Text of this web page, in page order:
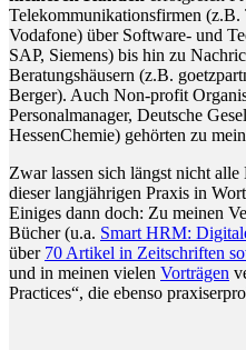
Telekommunikationsfirmen (z.B.
Vodafone) über Software- und
SAP, Siemens) bis hin zu
Beratungshäusern (z.B.
Berger). Auch Non-profit
Personalmanager, Deutsche
HessenChemie) gehörten zu
Zwar lassen sich längst nicht
dieser langjährigen Praxis in
Einiges dann doch: Zu meinen
Bücher (u.a. Smart HRM:
über 70 Artikel in Zeitschriften
und in meinen vielen Vorträgen
Practices“, die ebenso